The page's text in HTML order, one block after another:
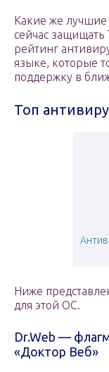
Какие же
сейчас
рейтинг
языке, которые
поддержку в
Топ
Ниже
для этой ОС.
Dr.Web —
«Доктор Веб»